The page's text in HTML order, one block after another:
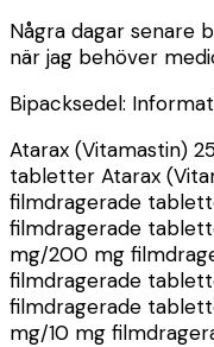
Några dagar senare
när jag behöver
Bipacksedel:
Atarax (Vitamastin)
tabletter Atarax
filmdragerade
filmdragerade
mg/200 mg
filmdragerade
filmdragerade
mg/10 mg